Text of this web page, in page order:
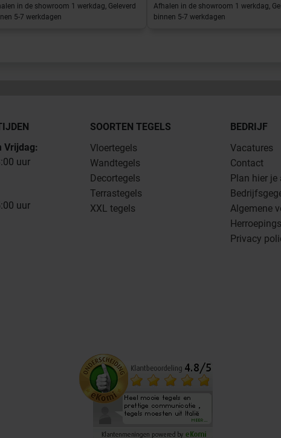
in de showroom 1 werkdag, Geleverd
5-7 werkdagen
Afhalen in de showroom 1 werkdag,
binnen 5-7 werkdagen
Vrijdag:
uur
uur
SOORTEN TEGELS
Vloertegels
Wandtegels
Decortegels
Terrastegels
XXL tegels
BEDRIJF
Vacatures
Contact
Plan hier
Algemene
Privacy